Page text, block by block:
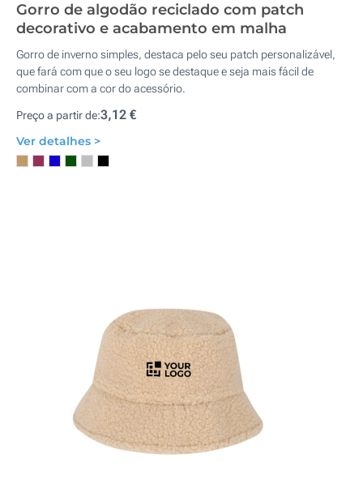
Gorro de algodão reciclado com patch
decorativo e acabamento em malha
Gorro de inverno simples, destaca pelo seu patch personalizável,
que fará com que o seu logo se destaque e seja mais fácil de
combinar com a cor do acessório.
Preço a partir de:3,12 €
Ver detalhes >